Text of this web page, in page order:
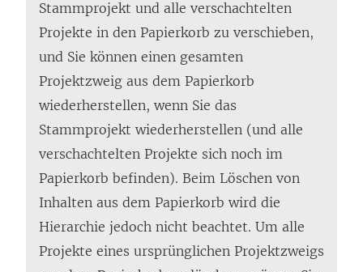
Stammprojekt und alle verschachtelten
Projekte in den Papierkorb zu verschieben,
und Sie können einen gesamten
Projektzweig aus dem Papierkorb
wiederherstellen, wenn Sie das
Stammprojekt wiederherstellen (und alle
verschachtelten Projekte sich noch im
Papierkorb befinden). Beim Löschen von
Inhalten aus dem Papierkorb wird die
Hierarchie jedoch nicht beachtet. Um alle
Projekte eines ursprünglichen Projektzweigs